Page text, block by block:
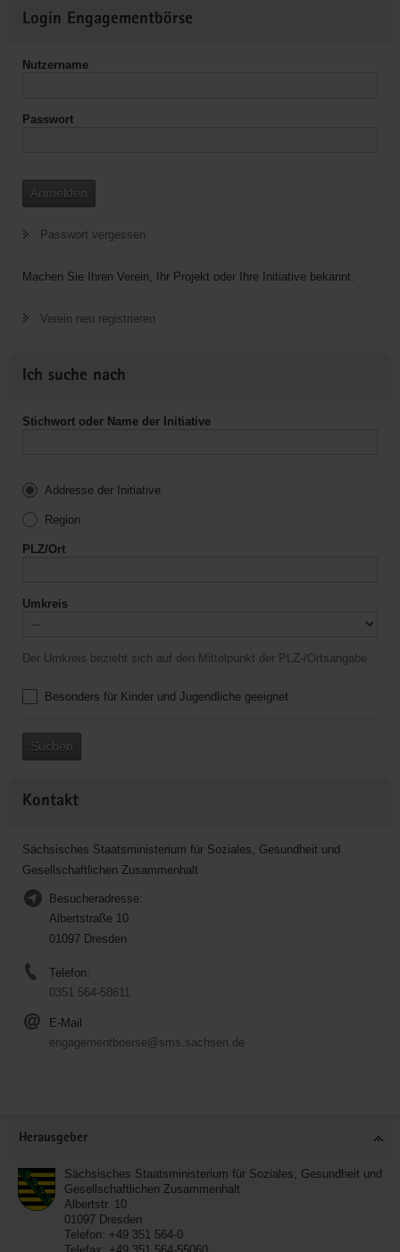
Demokratie-
Expert*in
Informationen
Login Engagementbörse
Nutzername
Passwort
Anmelden
Passwort vergessen
Machen Sie Ihren Verein, Ihr Projekt oder Ihre Initiative bekannt.
Verein neu registrieren
Ich suche nach
Stichwort oder Name der Initiative
Addresse der Initiative
Region
PLZ/Ort
Umkreis
Der Umkreis bezieht sich auf den Mittelpunkt der PLZ-/Ortsangabe.
Besonders für Kinder und Jugendliche geeignet
Suchen
Kontakt
Sächsisches Staatsministerium für Soziales, Gesundheit und
Gesellschaftlichen Zusammenhalt
Besucheradresse:
Albertstraße 10
01097 Dresden
Telefon:
0351 564-58611
E-Mail
engagementboerse@sms.sachsen.de
Herausgeber
Sächsisches Staatsministerium für Soziales, Gesundheit und
Gesellschaftlichen Zusammenhalt
Albertstr. 10
01097 Dresden
Telefon: +49 351 564-0